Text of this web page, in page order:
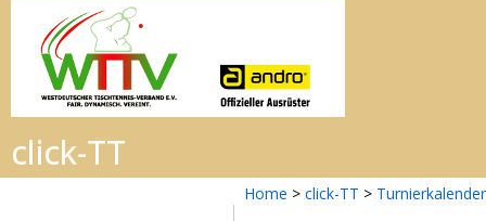
Home > click-TT > Turnierkalender